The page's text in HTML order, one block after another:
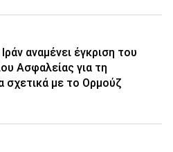
αναμένει έγκριση του
Ασφαλείας για τη
σχετικά με το Ορμούζ